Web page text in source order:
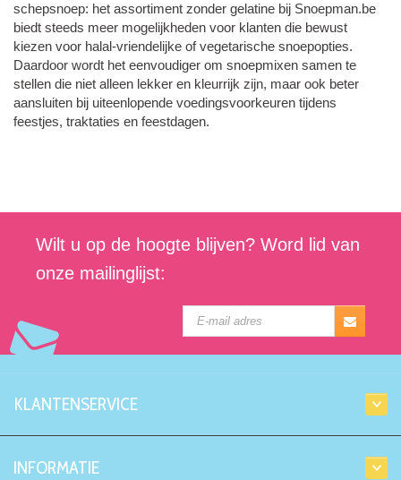
schepsnoep: het assortiment zonder gelatine bij Snoepman.be
biedt steeds meer mogelijkheden voor klanten die bewust
kiezen voor halal-vriendelijke of vegetarische snoepopties.
Daardoor wordt het eenvoudiger om snoepmixen samen te
stellen die niet alleen lekker en kleurrijk zijn, maar ook beter
aansluiten bij uiteenlopende voedingsvoorkeuren tijdens
feestjes, traktaties en feestdagen.
Wilt u op de hoogte blijven? Word lid van
onze mailinglijst:
KLANTENSERVICE
INFORMATIE